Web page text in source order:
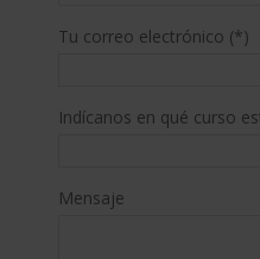
Tu correo electrónico (*)
Indícanos en qué curso
Mensaje